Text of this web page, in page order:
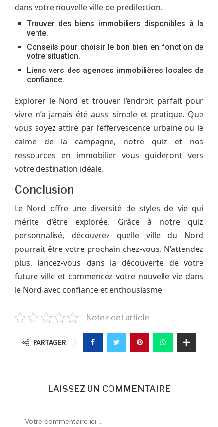
dans votre nouvelle ville de prédilection.
Trouver des biens immobiliers disponibles à la
vente.
Conseils pour choisir le bon bien en fonction de
votre situation.
Liens vers des agences immobilières locales de
confiance.
Explorer le Nord et trouver l’endroit parfait pour
vivre n’a jamais été aussi simple et pratique. Que
vous soyez attiré par l’effervescence urbaine ou le
calme de la campagne, notre quiz et nos
ressources en immobilier vous guideront vers
votre destination idéale.
Conclusion
Le Nord offre une diversité de styles de vie qui
mérite d’être explorée. Grâce à notre quiz
personnalisé, découvrez quelle ville du Nord
pourrait être votre prochain chez-vous. N’attendez
plus, lancez-vous dans la découverte de votre
future ville et commencez votre nouvelle vie dans
le Nord avec confiance et enthousiasme.
Notez cet article
PARTAGER
LAISSEZ UN COMMENTAIRE